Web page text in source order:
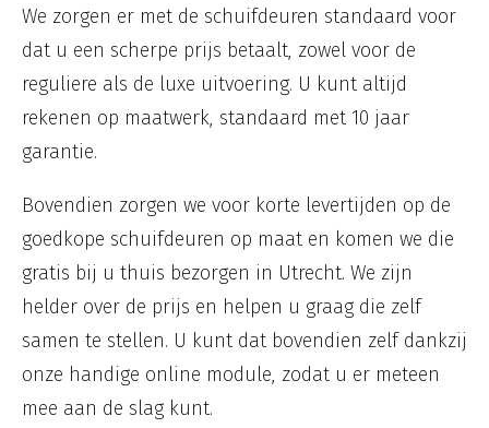
We zorgen er met de schuifdeuren standaard voor
dat u een scherpe prijs betaalt, zowel voor de
reguliere als de luxe uitvoering. U kunt altijd
rekenen op maatwerk, standaard met 10 jaar
garantie.
Bovendien zorgen we voor korte levertijden op de
goedkope schuifdeuren op maat en komen we die
gratis bij u thuis bezorgen in Utrecht. We zijn
helder over de prijs en helpen u graag die zelf
samen te stellen. U kunt dat bovendien zelf dankzij
onze handige online module, zodat u er meteen
mee aan de slag kunt.